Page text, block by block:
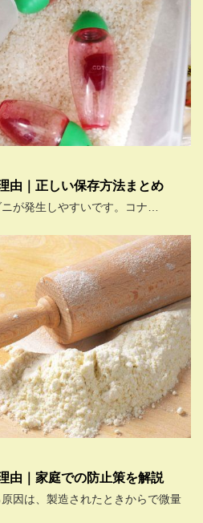
由｜正しい保存方法まとめ
が発生しやすいです。コナ…
由｜家庭での防止策を解説
因は、製造されたときからで微量